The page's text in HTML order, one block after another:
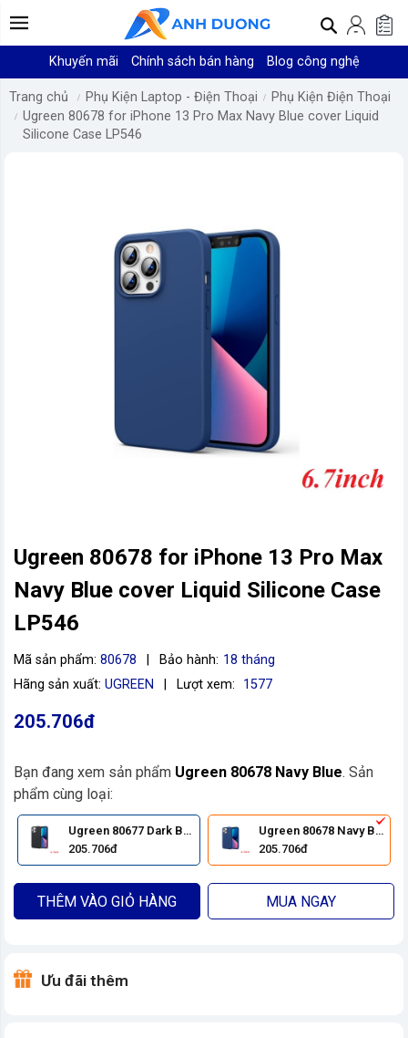
Khuyến mãi Chính sách bán hàng Blog công nghệ
Trang chủ Phụ Kiện Laptop - Điện Thoại
Phụ Kiện Điện Thoại
Ugreen 80678 for iPhone 13 Pro Max Navy Blue cover Liquid
Silicone Case LP546
Ugreen 80678 for iPhone 13 Pro Max
Navy Blue cover Liquid Silicone Case
LP546
Mã sản phẩm: 80678 Bảo hành: 18 tháng
Hãng sản xuất: UGREEN Lượt xem: 1577
205.706đ
Bạn đang xem sản phẩm Ugreen 80678 Navy Blue. Sản
phẩm cùng loại:
Ugreen 80677 Dark Black
205.706đ
Ugreen 80678 Navy Blue
205.706đ
THÊM VÀO GIỎ HÀNG MUA NGAY
Ưu đãi thêm